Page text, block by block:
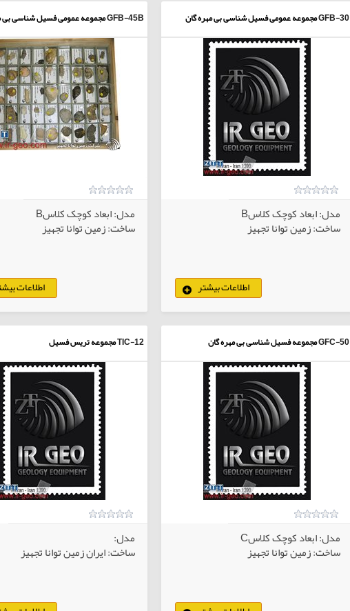
GFB-30مجموعه عمومی فسیل شناسی بی مهره گان
مدل: ابعاد کوچک کلاسB
ساخت: زمین توانا تجهیز
اطلاعات بیشتر
GFB-45Bمجموعه عمومی فسیل شناسی بی
مدل: ابعاد کوچک کلاسB
ساخت: زمین توانا تجهیز
اطلاعات کالاهای انتخابی
GFC-50مجموعه فسیل شناسی بی مهره گان
مدل: ابعاد کوچک کلاسC
ساخت: زمین توانا تجهیز
TIC-12مجموعه تریس فسیل
مدل:
ساخت: ایران زمین توانا تجهیز